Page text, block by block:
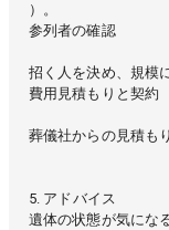
）。
参列者の確認
招く人を決め、規模
費用見積もりと契約
葬儀社からの見積も
5. アドバイス
遺体の状態が気にな